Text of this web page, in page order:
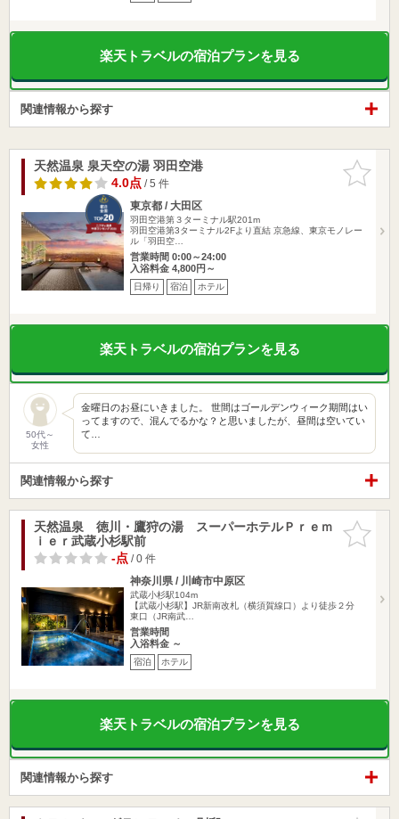
楽天トラベルの宿泊プランを見る
関連情報から探す
お気に入
りに追加
天然温泉 泉天空の湯 羽田空港
4.0点/ 5 件
東京都 / 大田区
羽田空港第３ターミナル駅201m
羽田空港第3ターミナル2Fより直結 京急線、東京モノレー
ル「羽田空…
営業時間 0:00～24:00
入浴料金 4,800円～
日帰り 宿泊 ホテル
楽天トラベルの宿泊プランを見る
50代～
女性
金曜日のお昼にいきました。 世間はゴールデンウィーク期間はい
ってますので、混んでるかな？と思いましたが、昼間は空いてい
て…
関連情報から探す
お気に入
りに追加
天然温泉 徳川・鷹狩の湯 スーパーホテルＰｒｅｍ
ｉｅｒ武蔵小杉駅前
-点/ 0 件
神奈川県 / 川崎市中原区
武蔵小杉駅104m
【武蔵小杉駅】JR新南改札（横須賀線口）より徒歩２分
東口（JR南武…
営業時間
入浴料金 ～
宿泊 ホテル
楽天トラベルの宿泊プランを見る
関連情報から探す